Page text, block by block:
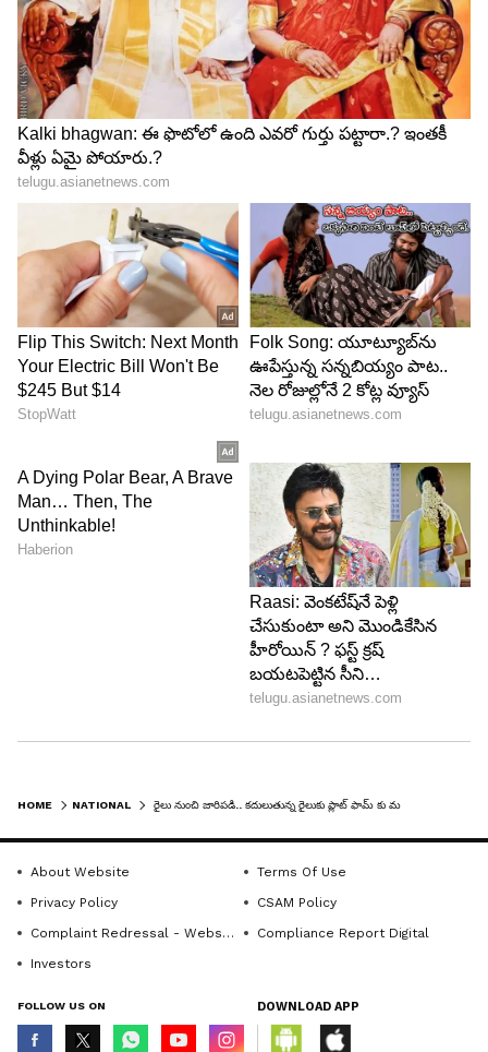
HOME NATIONAL
About Website
Terms Of Use
Privacy Policy
CSAM Policy
Complaint Redressal - Website
Compliance Report Digital
Investors
FOLLOW US ON DOWNLOAD APP